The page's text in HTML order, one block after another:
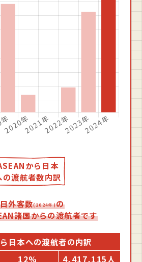
から⽇本
の渡航者数内訳
外客数(2024年)の
諸国からの渡航者です
日本への渡航者の内訳
12% 4,417,115人